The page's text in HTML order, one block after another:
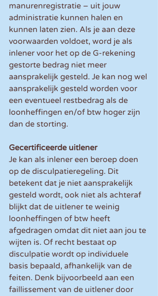
manurenregistratie – uit jouw
administratie kunnen halen en
kunnen laten zien. Als je aan deze
voorwaarden voldoet, word je als
inlener voor het op de G-rekening
gestorte bedrag niet meer
aansprakelijk gesteld. Je kan nog wel
aansprakelijk gesteld worden voor
een eventueel restbedrag als de
loonheffingen en/of btw hoger zijn
dan de storting.
Gecertificeerde uitlener
Je kan als inlener een beroep doen
op de disculpatieregeling. Dit
betekent dat je niet aansprakelijk
gesteld wordt, ook niet als achteraf
blijkt dat de uitlener te weinig
loonheffingen of btw heeft
afgedragen omdat dit niet aan jou te
wijten is. Of recht bestaat op
disculpatie wordt op individuele
basis bepaald, afhankelijk van de
feiten. Denk bijvoorbeeld aan een
faillissement van de uitlener door